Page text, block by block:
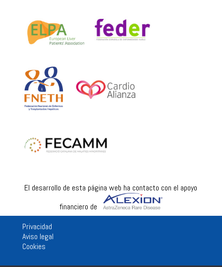
El desarrollo de esta página web ha contacto con el apoyo
financiero de
Privacidad
Aviso legal
Cookies